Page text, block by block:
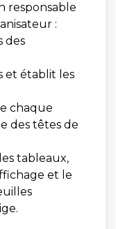
responsable
:
des
et établit les
chaque
des têtes de
tableaux,
et le